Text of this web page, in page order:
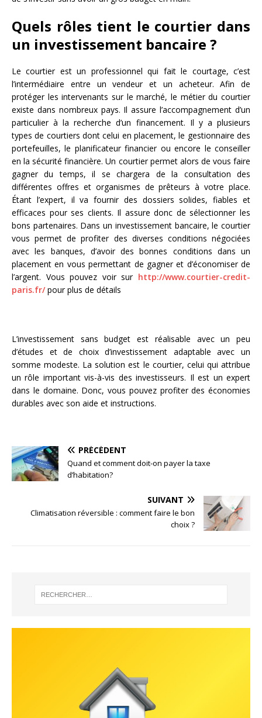
Quels rôles tient le courtier dans
un investissement bancaire ?
Le courtier est un professionnel qui fait le courtage, c’est
l’intermédiaire entre un vendeur et un acheteur. Afin de
protéger les intervenants sur le marché, le métier du courtier
existe dans nombreux pays. Il assure l’accompagnement d’un
particulier à la recherche d’un financement. Il y a plusieurs
types de courtiers dont celui en placement, le gestionnaire des
portefeuilles, le planificateur financier ou encore le conseiller
en la sécurité financière. Un courtier permet alors de vous faire
gagner du temps, il se chargera de la consultation des
différentes offres et organismes de prêteurs à votre place.
Étant l’expert, il va fournir des dossiers solides, fiables et
efficaces pour ses clients. Il assure donc de sélectionner les
bons partenaires. Dans un investissement bancaire, le courtier
vous permet de profiter des diverses conditions négociées
avec les banques, d’avoir des bonnes conditions dans un
placement en vous permettant de gagner et d’économiser de
l’argent. Vous pouvez voir sur http://www.courtier-credit-
paris.fr/pour plus de détails
L’investissement sans budget est réalisable avec un peu
d’études et de choix d’investissement adaptable avec un
somme modeste. La solution est le courtier, celui qui attribue
un rôle important vis-à-vis des investisseurs. Il est un expert
dans le domaine. Donc, vous pouvez profiter des économies
durables avec son aide et instructions.
PRÉCÉDENT
Quand et comment doit-on payer la taxe
d’habitation?
SUIVANT
Climatisation réversible : comment faire le bon
choix ?